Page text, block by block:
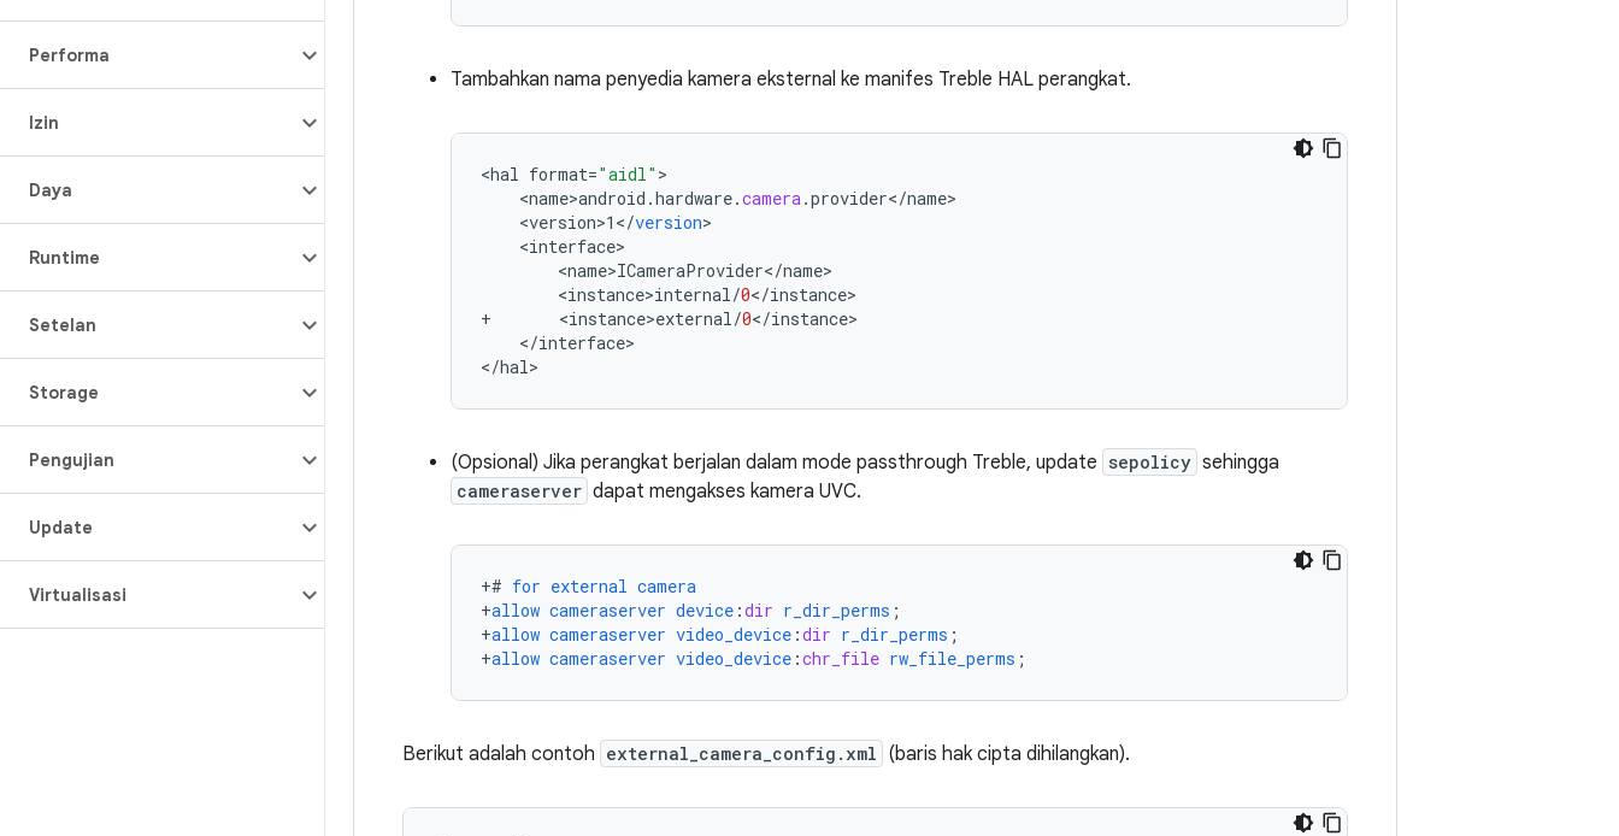
Performa
Izin
Daya
Runtime
Setelan
Storage
Pengujian
Update
Virtualisasi
Tambahkan nama penyedia kamera eksternal ke manifes Treble HAL perangkat.
<hal format="aidl"
<name>android .hardware.camera.provider</name
<version>1 </version
<interface
<name>ICameraProvider</name
<instance>internal/0</instance
+
<instance>external/0</instance
</interface>
</hal
(Opsional) Jika perangkat berjalan dalam mode passthrough Treble, update sepolicy sehingga
cameraserver dapat mengakses kamera UVC.
+# for external camera
+allow cameraserver device :dir r_dir_perms ;
+allow cameraserver video_device :dir r_dir_perms ;
+allow cameraserver video_device :chr_file rw_file_perms ;
Berikut adalah contoh external_camera_config.xml (baris hak cipta dihilangkan).